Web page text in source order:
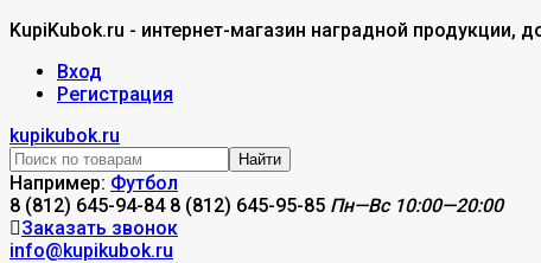
KupiKubok.ru - интернет-магазин наградной продукции,
Вход
Регистрация
kupikubok.ru
Найти
Например: Футбол
8 (812) 645-94-84 8 (812) 645-95-85 Пн—Вс 10:00—20:00
Заказать звонок
info@kupikubok.ru